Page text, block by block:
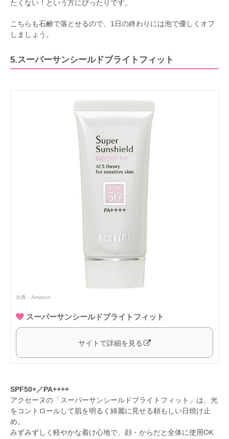
たくない！という方にぴったりです。
こちらも石鹸で落とせるので、1日の終わりには泡で優しくオフ
しましょう。
5.スーパーサンシールドブライトフィット
出典： Amazon
スーパーサンシールドブライトフィット
サイトで詳細を見る
SPF50+／PA++++
アクセーヌの「スーパーサンシールドブライトフィット」は、光
をコントロールして肌を明るく綺麗に見せる頼もしい日焼け止
め。
みずみずしく軽やかな着け心地で、顔・からだと全体に使用OK